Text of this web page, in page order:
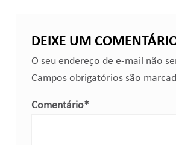
DEIXE UM
O seu endereço de e-mail não
Campos obrigatórios são
Comentário*